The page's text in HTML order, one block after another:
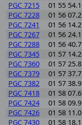
PGC 7215
01 55 54.1
PGC 7228
01 56 07.2
PGC 7241
01 56 14.2
PGC 7267
01 56 24.1
PGC 7288
01 56 40.7
PGC 7345
01 57 14.2
PGC 7360
01 57 25.8
PGC 7379
01 57 37.7
PGC 7382
01 57 38.9
PGC 7418
01 58 07.6
PGC 7424
01 58 09.9
PGC 7426
01 58 11.0
PGC 7430
01 58 18.1